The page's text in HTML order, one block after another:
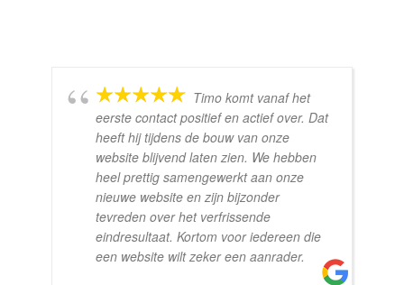
Timo komt vanaf het
eerste contact positief en actief over. Dat
heeft hij tijdens de bouw van onze
website blijvend laten zien. We hebben
heel prettig samengewerkt aan onze
nieuwe website en zijn bijzonder
tevreden over het verfrissende
eindresultaat. Kortom voor iedereen die
een website wilt zeker een aanrader.